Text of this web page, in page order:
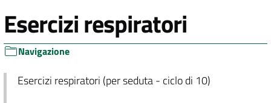
Esercizi respiratori
Navigazione
Esercizi respiratori (per seduta - ciclo di 10)